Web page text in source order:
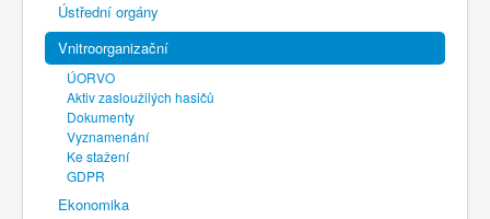
Výhody pro členy
Portál REDENOX
Ústřední orgány
Vnitroorganizační
ÚORVO
Aktiv zasloužilých hasičů
Dokumenty
Vyznamenání
Ke stažení
GDPR
Ekonomika